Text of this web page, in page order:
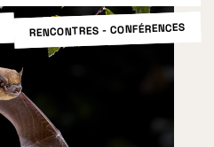
RENCONTRES - CONFÉRENCES